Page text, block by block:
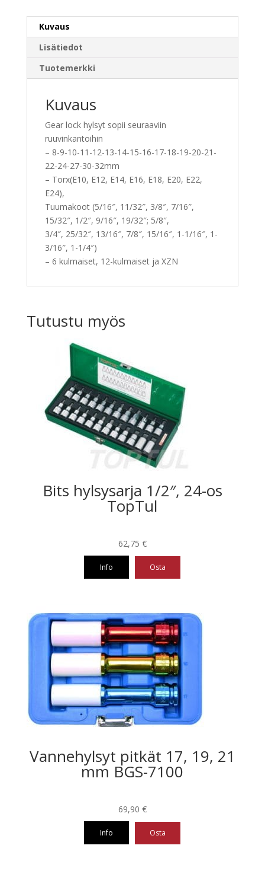
Kuvaus
Lisätiedot
Tuotemerkki
Kuvaus
Gear lock hylsyt sopii seuraaviin
ruuvinkantoihin
– 8-9-10-11-12-13-14-15-16-17-18-19-20-21-
22-24-27-30-32mm
– Torx(E10, E12, E14, E16, E18, E20, E22,
E24),
Tuumakoot (5/16″, 11/32″, 3/8″, 7/16″,
15/32″, 1/2″, 9/16″, 19/32″; 5/8″,
3/4″, 25/32″, 13/16″, 7/8″, 15/16″, 1-1/16″, 1-
3/16″, 1-1/4″)
– 6 kulmaiset, 12-kulmaiset ja XZN
Tutustu myös
Bits hylsysarja 1/2″, 24-os
TopTul
62,75 €
Info Osta
Vannehylsyt pitkät 17, 19, 21
mm BGS-7100
69,90 €
Info Osta